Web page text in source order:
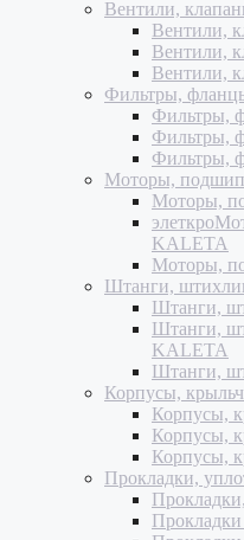
Вентили,
Вентили,
Вентили,
Вентили,
Фильтры,
Фильтры,
Фильтры,
Фильтры,
Моторы,
Моторы,
KALETA
Моторы,
Штанги,
Штанги,
Штанги,
KALETA
Штанги,
Корпусы,
Корпусы,
Корпусы,
Корпусы,
Прокладки,